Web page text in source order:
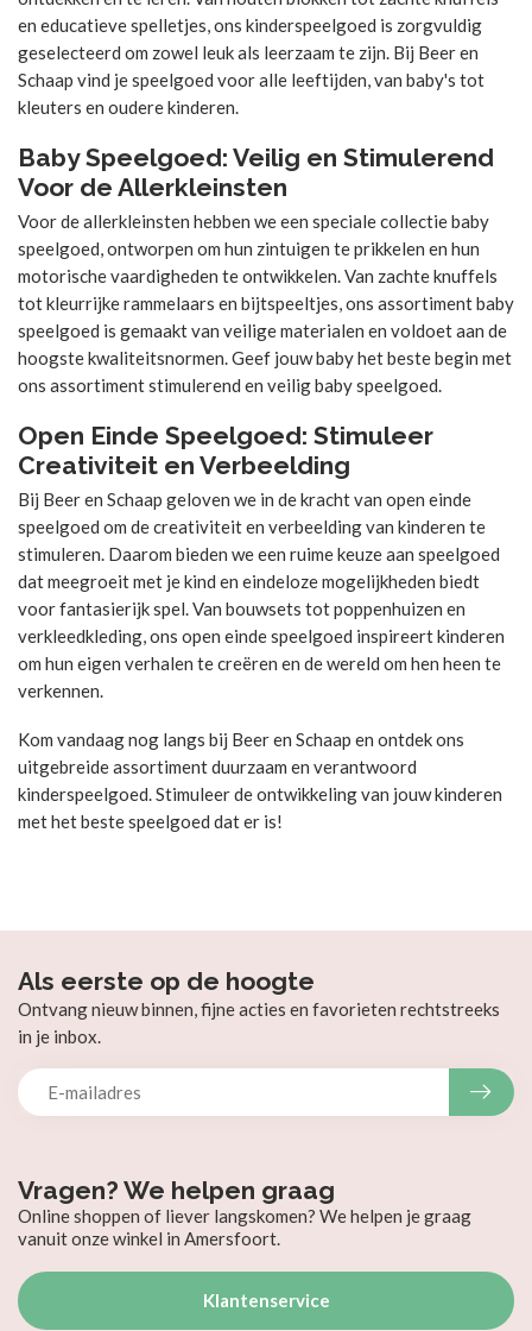
en educatieve spelletjes, ons kinderspeelgoed is zorgvuldig
geselecteerd om zowel leuk als leerzaam te zijn. Bij Beer en
Schaap vind je speelgoed voor alle leeftijden, van baby's tot
kleuters en oudere kinderen.
Baby Speelgoed: Veilig en Stimulerend
Voor de Allerkleinsten
Voor de allerkleinsten hebben we een speciale collectie baby
speelgoed, ontworpen om hun zintuigen te prikkelen en hun
motorische vaardigheden te ontwikkelen. Van zachte knuffels
tot kleurrijke rammelaars en bijtspeeltjes, ons assortiment baby
speelgoed is gemaakt van veilige materialen en voldoet aan de
hoogste kwaliteitsnormen. Geef jouw baby het beste begin met
ons assortiment stimulerend en veilig baby speelgoed.
Open Einde Speelgoed: Stimuleer
Creativiteit en Verbeelding
Bij Beer en Schaap geloven we in de kracht van open einde
speelgoed om de creativiteit en verbeelding van kinderen te
stimuleren. Daarom bieden we een ruime keuze aan speelgoed
dat meegroeit met je kind en eindeloze mogelijkheden biedt
voor fantasierijk spel. Van bouwsets tot poppenhuizen en
verkleedkleding, ons open einde speelgoed inspireert kinderen
om hun eigen verhalen te creëren en de wereld om hen heen te
verkennen.
Kom vandaag nog langs bij Beer en Schaap en ontdek ons
uitgebreide assortiment duurzaam en verantwoord
kinderspeelgoed. Stimuleer de ontwikkeling van jouw kinderen
met het beste speelgoed dat er is!
Vragen? We helpen graag
Online shoppen of liever langskomen? We helpen je graag
vanuit onze winkel in Amersfoort.
Klantenservice
Als eerste op de hoogte
Ontvang nieuw binnen, fijne acties en favorieten rechtstreeks
in je inbox.